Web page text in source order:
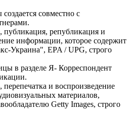
совместно с
републикация и
информации, которое содержит
Украина", EPA / UPG, строго
в разделе Я- Корреспондент
и воспроизведение
материалов,
Getty Images, строго